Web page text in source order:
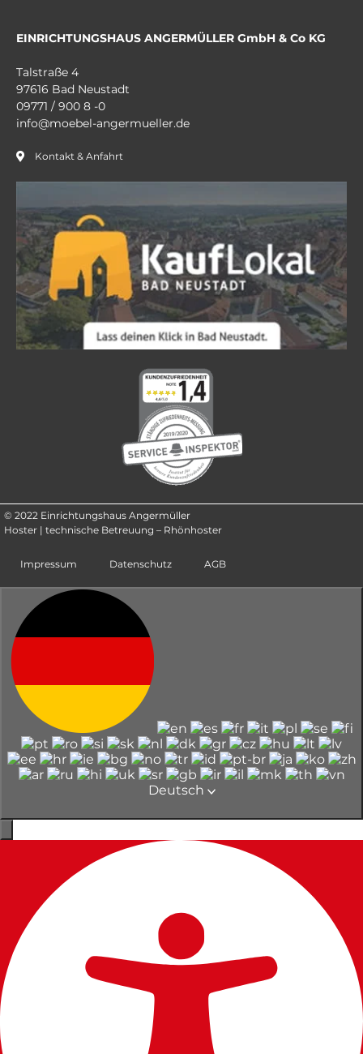
EINRICHTUNGSHAUS ANGERMÜLLER GmbH & Co KG
Talstraße 4
97616 Bad Neustadt
09771 / 900 8 -0
info@moebel-angermueller.de
Kontakt & Anfahrt
© 2022 Einrichtungshaus Angermüller
Hoster | technische Betreuung – Rhönhoster
Impressum Datenschutz AGB
Deutsch